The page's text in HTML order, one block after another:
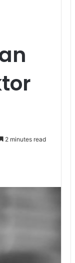
2 minutes read